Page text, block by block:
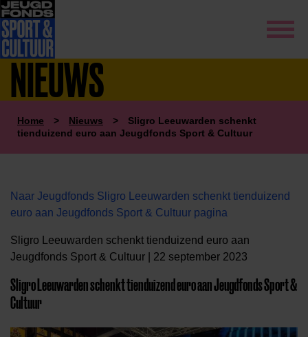
NIEUWS
Home > Nieuws >
Sligro Leeuwarden schenkt
tienduizend euro aan Jeugdfonds Sport & Cultuur
Naar Jeugdfonds Sligro Leeuwarden schenkt tienduizend
euro aan Jeugdfonds Sport & Cultuur pagina
Sligro Leeuwarden schenkt tienduizend euro aan
Jeugdfonds Sport & Cultuur | 22 september 2023
Sligro Leeuwarden schenkt tienduizend euro aan Jeugdfonds Sport &
Cultuur